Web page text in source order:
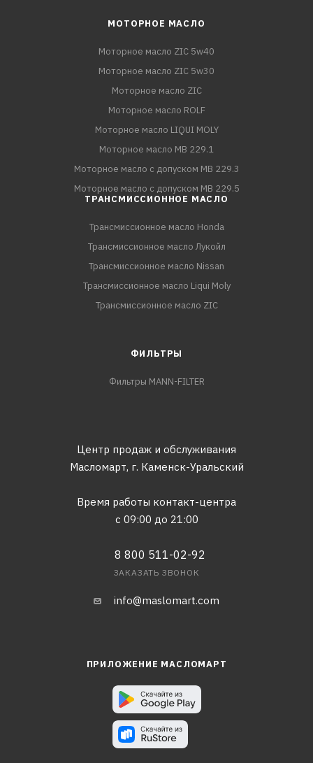
МОТОРНОЕ МАСЛО
Моторное масло ZIC 5w40
Моторное масло ZIC 5w30
Моторное масло ZIC
Моторное масло ROLF
Моторное масло LIQUI MOLY
Моторное масло MB 229.1
Моторное масло с допуском MB 229.3
Моторное масло с допуском MB 229.5
ТРАНСМИССИОННОЕ МАСЛО
Трансмиссионное масло Honda
Трансмиссионное масло Лукойл
Трансмиссионное масло Nissan
Трансмиссионное масло Liqui Moly
Трансмиссионное масло ZIC
ФИЛЬТРЫ
Фильтры MANN-FILTER
Центр продаж и обслуживания
Масломарт, г. Каменск-Уральский
Время работы контакт-центра
с 09:00 до 21:00
8 800 511-02-92
ЗАКАЗАТЬ ЗВОНОК
info@maslomart.com
ПРИЛОЖЕНИЕ МАСЛОМАРТ